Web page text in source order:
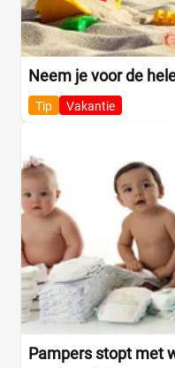
Neem je voor de
Tip Vakantie
Pampers stopt met